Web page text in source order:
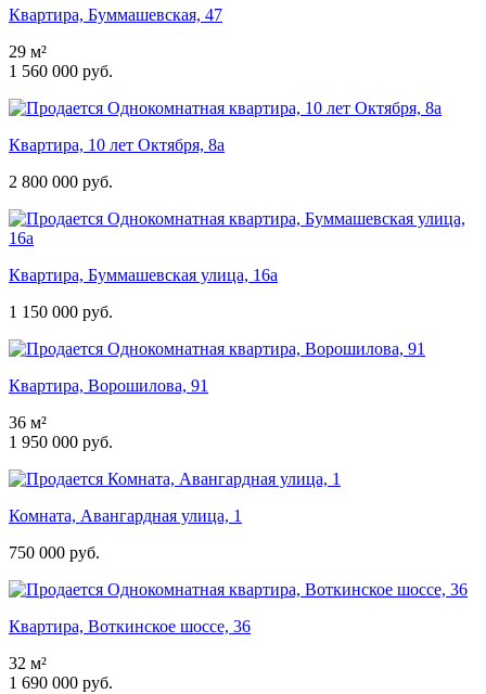
Квартира, Буммашевская, 47
29 м²
1 560 000 руб.
Квартира, 10 лет Октября, 8а
2 800 000 руб.
Квартира, Буммашевская улица, 16а
1 150 000 руб.
Квартира, Ворошилова, 91
36 м²
1 950 000 руб.
Комната, Авангардная улица, 1
750 000 руб.
Квартира, Воткинское шоссе, 36
32 м²
1 690 000 руб.